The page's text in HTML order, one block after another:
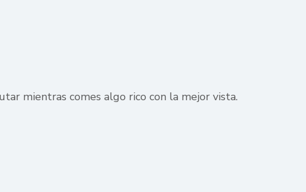
mientras comes algo rico con la mejor vista.